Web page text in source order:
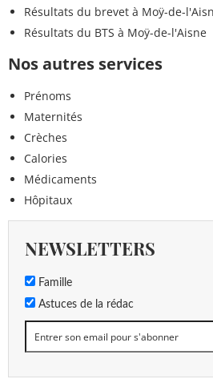
Résultats du brevet à Moÿ-de-
Résultats du BTS à Moÿ-de-l'Aisne
Nos autres services
Prénoms
Maternités
Crèches
Calories
Médicaments
Hôpitaux
NEWSLETTERS
Famille
Astuces de la rédac